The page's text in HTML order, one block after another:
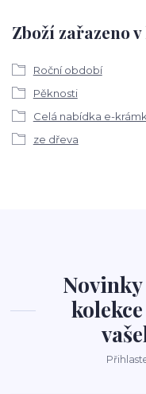
Zboží zařazeno
Roční období
Pěknosti
Celá nabídka e-
ze dřeva